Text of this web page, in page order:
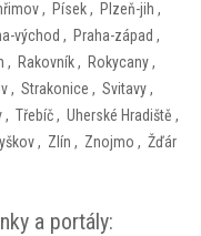
, Písek, Plzeň-jih ,
východ , Praha-západ ,
, Rakovník, Rokycany,
, Strakonice , Svitavy,
, Třebíč, Uherské Hradiště ,
, Zlín , Znojmo , Žďár
a portály: